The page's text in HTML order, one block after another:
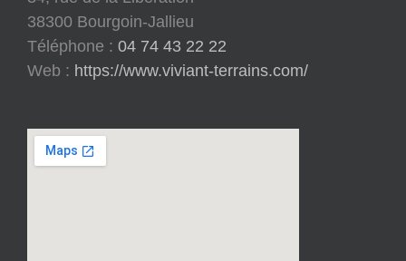
38300 Bourgoin-Jallieu
Téléphone : 04 74 43 22 22
Web : https://www.viviant-terrains.com/